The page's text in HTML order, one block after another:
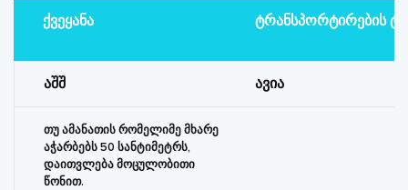
ქვეყანა ტრანსპორტირების
აშშ ავია
თუ ამანათის რომელიმე მხარე
აჭარბებს 50 სანტიმეტრს,
დაითვლება მოცულობითი
წონით.